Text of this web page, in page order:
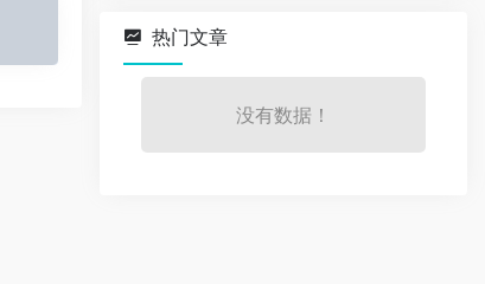
热门文章
没有数据！